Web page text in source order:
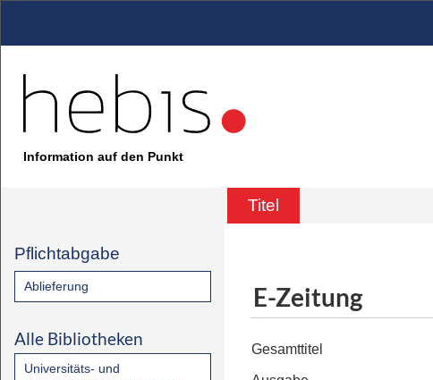
Information auf den Punkt
Titel
Pflichtabgabe
Ablieferung
Alle Bibliotheken
Universitäts- und
E-Zeitung
Gesamttitel